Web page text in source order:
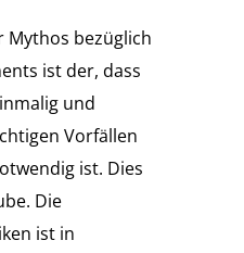
Mythos bezüglich
ist der, dass
und
Vorfällen
ist. Dies
Die
ist in